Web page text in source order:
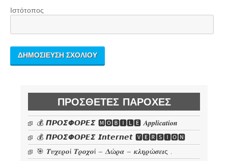
Ιστότοπος
ΠΡΌΣΘΕΤΕΣ ΠΑΡΟΧΈΣ
💰 𝞟𝞠𝞞𝞢𝞥𝞞𝞠𝞔𝞢 🅼🅾🅱🅸🅻🅴 𝜜𝒑𝒑𝒍𝒊𝒄𝒂𝒕𝒊𝒐𝒏
💰 𝞟𝞠𝞞𝞢𝞥𝞞𝞠𝞔𝞢 𝙄𝙣𝙩𝙚𝙧𝙣𝙚𝙩 🆅🅴🆁🆂🅸🅾🅽
🎯 𝜯𝝊𝝌𝜺𝝆𝝄ί 𝜯𝝆𝝄𝝌𝝄ί – 𝜟ώ𝝆𝜶 – 𝜿𝝀𝜼𝝆ώ𝝈𝜺𝜾ς .